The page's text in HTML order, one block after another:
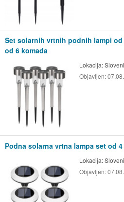
Set solarnih vrtnih podnih lampi
od 6 komada
Lokacija:
Objavljen:
Podna solarna vrtna lampa set od
Lokacija:
Objavljen: